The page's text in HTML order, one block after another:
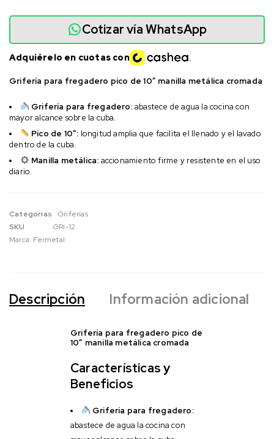
Grifería para fregadero pico de 10″ manilla metálica cromada
Grifería para fregadero:abastece de agua la cocina con
mayor alcance sobre la cuba.
Pico de 10″: longitud amplia que facilita el llenado y el lavado
dentro de la cuba.
Manilla metálica: accionamiento firme y resistente en el uso
diario.
Cotizar vía WhatsApp
Adquiérelo en cuotas con
Categorias
Griferías
SKU
GRI-12
Marca: Fermetal
Descripción Información adicional
Grifería para fregadero pico de
10″ manilla metálica cromada
Características y
Beneficios
Grifería para fregadero:
abastece de agua la cocina con